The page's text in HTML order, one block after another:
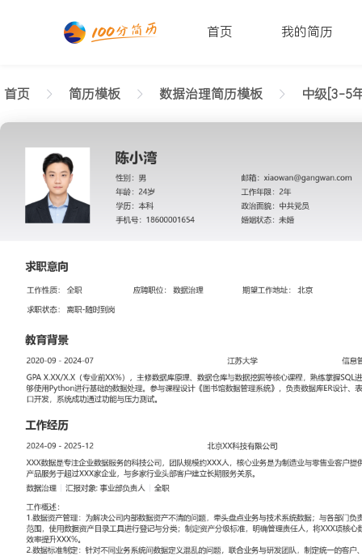
首页 我的简历
首页 简历模板 数据治理简历模板 中级[3-5
返回样式图
正在查看中级数据治理严谨简历模板文字版
陈小湾
性别: 男年龄: 26 学历: 本科婚姻状态: 未婚 工作年限: 4年 政治面貌: 党
邮箱: xiaowan@gangwan.com
求职意向
工作性质: 全职应聘职位: 数据治理期望工作地址: 北京 期望薪资:
工作经历
2024-09 -2025-12
XXX数据是专注企业数据服务的科技公司，团队规模约XXX人，核
售业客户提供数据平台建设与治理咨询，产品服务于超过XXX家企